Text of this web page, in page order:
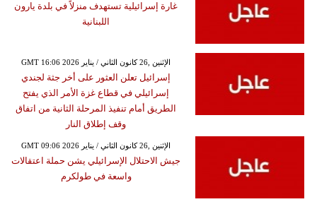
غارة إسرائيلية تستهدف منزلاً في بلدة يارون
اللبنانية
GMT 16:06 2026 الإثنين ,26 كانون الثاني / يناير
إسرائيل تعلن العثور على أخر جثة لجندي
إسرائيلي في قطاع غزة الأمر الذي يفتح
الطريق أمام تنفيذ المرحلة الثانية من اتفاق
وقف إطلاق النار
GMT 09:06 2026 الإثنين ,26 كانون الثاني / يناير
جيش الاحتلال الإسرائيلي يشن حملة اعتقالات
واسعة في طولكرم